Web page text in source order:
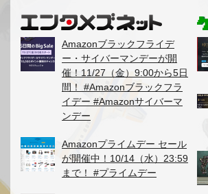
Amazonブラックフライデ
ー・サイバーマンデーが開
催！11/27（金）9:00から5日
間！ #Amazonブラックフラ
イデー #Amazonサイバーマ
ンデー
Amazonプライムデー セール
が開催中！10/14（水）23:59
まで！ #プライムデー